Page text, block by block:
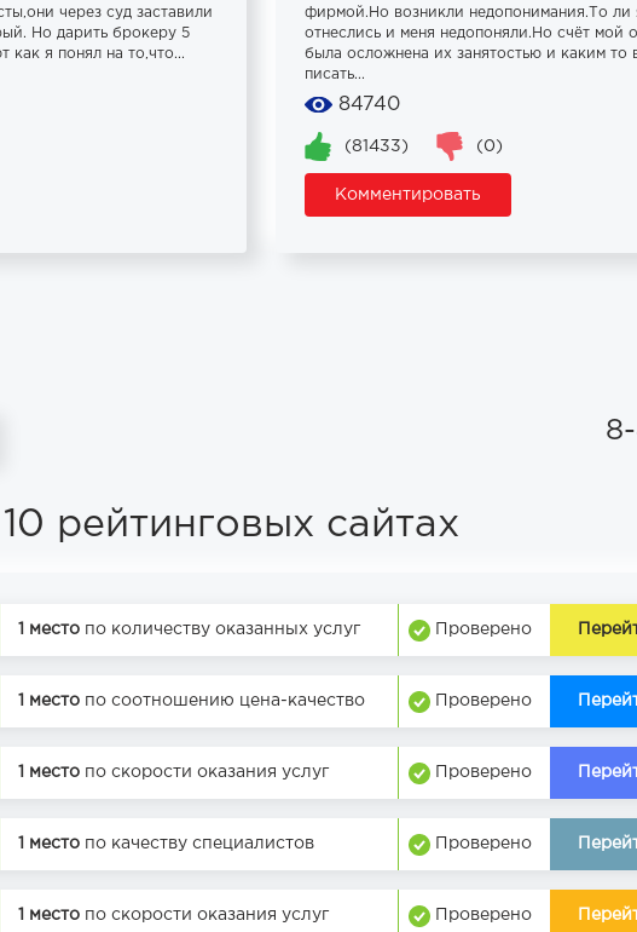
через суд заставили
Но дарить брокеру 5
я понял на то,что...
фирмой.Но возникли недопонимания.То ли
отнеслись и меня недопоняли.Но счёт мой
была осложнена их занятостью и каким то
писать...
84740
(81433) (0)
Комментировать
рейтинговых сайтах
1 местопо количеству оказанных услуг Проверено
1 местопо соотношению цена-качество Проверено
1 местопо скорости оказания услуг Проверено
1 местопо качеству специалистов Проверено
1 местопо скорости оказания услуг Проверено